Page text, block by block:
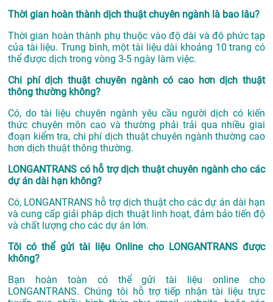
Thời gian hoàn thành dịch thuật chuyên ngành là bao lâu?
Thời gian hoàn thành phụ thuộc vào độ dài và độ phức tạp
của tài liệu. Trung bình, một tài liệu dài khoảng 10 trang có
thể được dịch trong vòng 3-5 ngày làm việc.
Chi phí dịch thuật chuyên ngành có cao hơn dịch thuật
thông thường không?
Có, do tài liệu chuyên ngành yêu cầu người dịch có kiến
thức chuyên môn cao và thường phải trải qua nhiều giai
đoạn kiểm tra, chi phí dịch thuật chuyên ngành thường cao
hơn dịch thuật thông thường.
LONGANTRANS có hỗ trợ dịch thuật chuyên ngành cho các
dự án dài hạn không?
Có, LONGANTRANS hỗ trợ dịch thuật cho các dự án dài hạn
và cung cấp giải pháp dịch thuật linh hoạt, đảm bảo tiến độ
và chất lượng cho các dự án lớn.
Tôi có thể gửi tài liệu Online cho LONGANTRANS được
không?
Bạn hoàn toàn có thể gửi tài liệu online cho
LONGANTRANS. Chúng tôi hỗ trợ tiếp nhận tài liệu trực